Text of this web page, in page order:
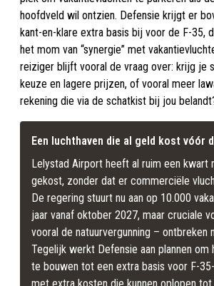
hoofdveld wil ontzien. Defensie krijgt er
kant-en-klare extra basis bij voor de F-35,
het mom van “synergie” met
reiziger blijft vooral de vraag over: krijg je
keuze en lagere prijzen, of vooral meer
rekening die via de schatkist bij jou
Een luchthaven die al geld kost vóór
Lelystad Airport heeft al ruim een kwart
gekost, zonder dat er commerciële
De regering stuurt nu aan op 10.000
jaar vanaf oktober 2027, maar cruciale
vooral de natuurvergunning – ontbreken
Tegelijk werkt Defensie aan plannen om
te bouwen tot een extra basis voor F-